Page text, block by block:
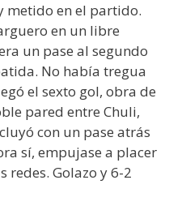
metido en el partido.
en un libre
un pase al segundo
No había tregua
el sexto gol, obra de
pared entre Chuli,
con un pase atrás
sí, empujase a placer
redes. Golazo y 6-2